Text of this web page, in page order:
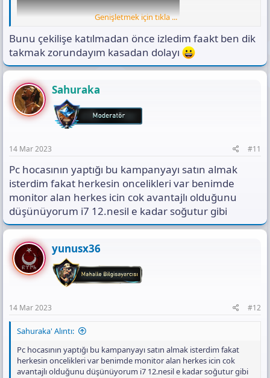
Genişletmek için tıkla ...
Bunu çekilişe katılmadan önce izledim faakt ben dik
takmak zorundayım kasadan dolayı
Sahuraka
14 Mar 2023 #11
Pc hocasının yaptığı bu kampanyayı satın almak
isterdim fakat herkesin oncelikleri var benimde
monitor alan herkes icin cok avantajlı olduğunu
düşünüyorum i7 12.nesil e kadar soğutur gibi
yunusx36
14 Mar 2023 #12
Sahuraka' Alıntı:
Pc hocasının yaptığı bu kampanyayı satın almak isterdim fakat
herkesin oncelikleri var benimde monitor alan herkes icin cok
avantajlı olduğunu düşünüyorum i7 12.nesil e kadar soğutur gibi